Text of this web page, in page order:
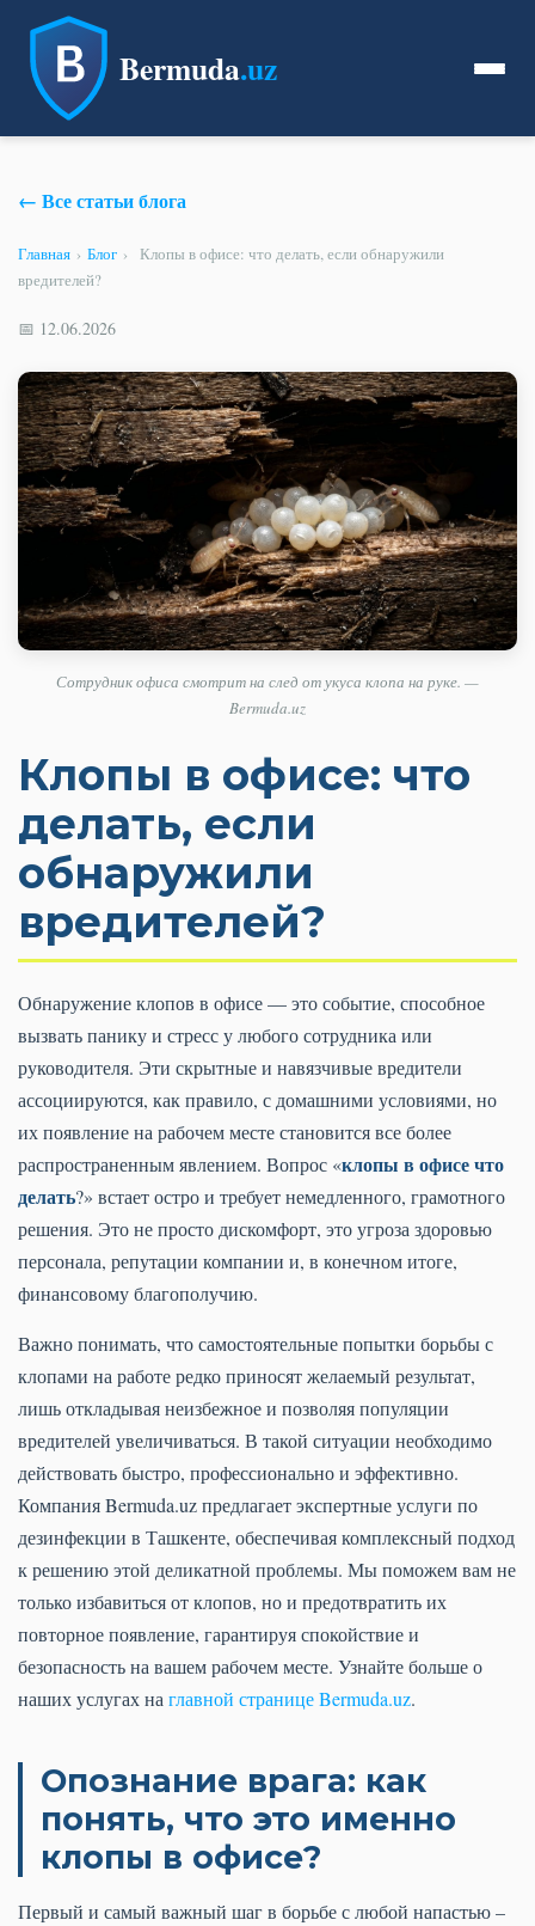
Bermuda.uz
← Все статьи блога
Главная › Блог ›
Клопы в офисе: что делать, если обнаружили
вредителей?
📅 12.06.2026
Сотрудник офиса смотрит на след от укуса клопа на руке. —
Bermuda.uz
Клопы в офисе: что
делать, если
обнаружили
вредителей?
Обнаружение клопов в офисе — это событие, способное
вызвать панику и стресс у любого сотрудника или
руководителя. Эти скрытные и навязчивые вредители
ассоциируются, как правило, с домашними условиями, но
их появление на рабочем месте становится все более
распространенным явлением. Вопрос «клопы в офисе что
делать?» встает остро и требует немедленного, грамотного
решения. Это не просто дискомфорт, это угроза здоровью
персонала, репутации компании и, в конечном итоге,
финансовому благополучию.
Важно понимать, что самостоятельные попытки борьбы с
клопами на работе редко приносят желаемый результат,
лишь откладывая неизбежное и позволяя популяции
вредителей увеличиваться. В такой ситуации необходимо
действовать быстро, профессионально и эффективно.
Компания Bermuda.uz предлагает экспертные услуги по
дезинфекции в Ташкенте, обеспечивая комплексный подход
к решению этой деликатной проблемы. Мы поможем вам не
только избавиться от клопов, но и предотвратить их
повторное появление, гарантируя спокойствие и
безопасность на вашем рабочем месте. Узнайте больше о
наших услугах наглавной странице Bermuda.uz.
Опознание врага: как
понять, что это именно
клопы в офисе?
Первый и самый важный шаг в борьбе с любой напастью –